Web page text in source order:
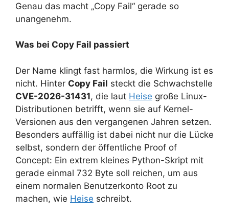
Genau das macht „Copy Fail“ gerade so
unangenehm.
Was bei Copy Fail passiert
Der Name klingt fast harmlos, die Wirkung ist es
nicht. Hinter Copy Fail steckt die Schwachstelle
CVE-2026-31431, die laut Heise große Linux-
Distributionen betrifft, wenn sie auf Kernel-
Versionen aus den vergangenen Jahren setzen.
Besonders auffällig ist dabei nicht nur die Lücke
selbst, sondern der öffentliche Proof of
Concept: Ein extrem kleines Python-Skript mit
gerade einmal 732 Byte soll reichen, um aus
einem normalen Benutzerkonto Root zu
machen, wie Heise schreibt.